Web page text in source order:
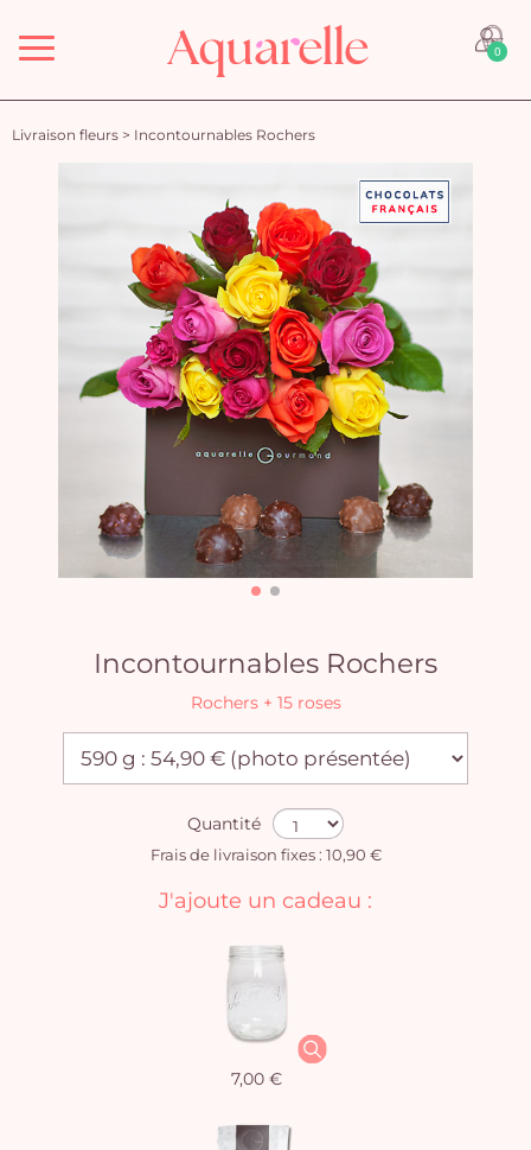
Menu 0
Livraison fleurs > Incontournables Rochers
Incontournables Rochers
Rochers + 15 roses
Quantité
Frais de livraison fixes : 10,90 €
J'ajoute un cadeau :
7,00 €